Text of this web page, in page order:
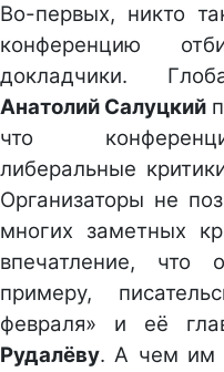
Во-первых, никто
конференцию
докладчики.
Анатолий Салуцкий
что
либеральные
Организаторы не
многих заметных
впечатление, что
примеру,
февраля» и её
Рудалёву. А чем им